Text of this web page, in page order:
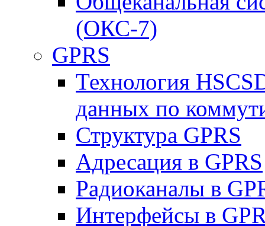
(ОКС-7)
GPRS
Технология
данных по
Структура GPRS
Адресация в GPRS
Радиоканалы в
Интерфейсы в